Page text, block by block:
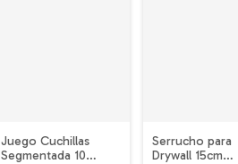
Juego Cuchillas
Segmentada 10
Serrucho para
Drywall 15cm